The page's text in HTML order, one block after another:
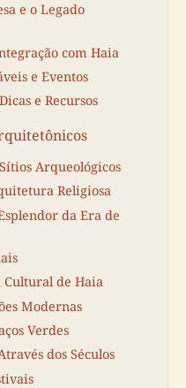
e o Legado
com Haia
e Eventos
e Recursos
Arqueológicos
Religiosa
da Era de
Cultural de Haia
Modernas
Verdes
dos Séculos